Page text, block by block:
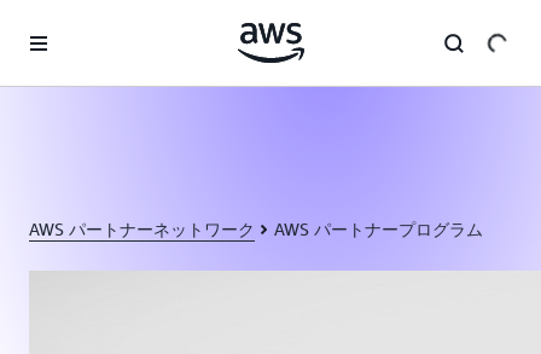
AWS パートナーネットワーク AWS パートナープログラム